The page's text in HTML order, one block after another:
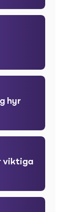
hyr
viktiga